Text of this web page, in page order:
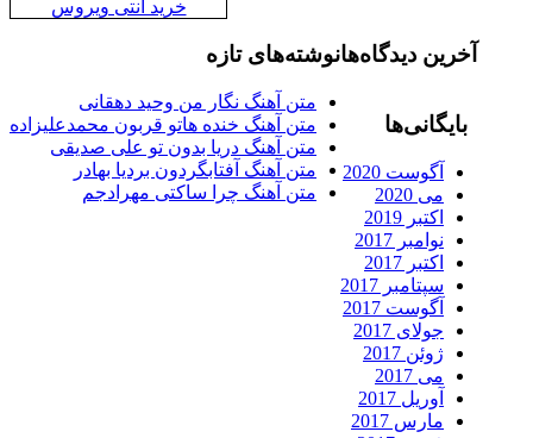
خرید آنتی ویروس
نوشته‌های تازه
متن آهنگ نگار من وحید دهقانی
متن آهنگ خنده هاتو قربون محمدعلیزاده
متن آهنگ دریا بدون تو علی صدیقی
متن آهنگ آفتابگردون بردیا بهادر
متن آهنگ چرا ساکتی مهرادجم
دیدگاه‌ها
آگوست 2020
سپتامبر 2017
آگوست 2017
مارس 2017